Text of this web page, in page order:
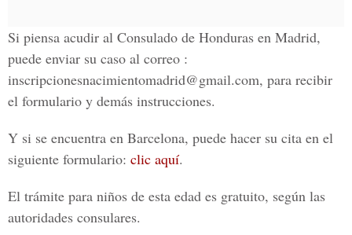
Si piensa acudir al Consulado de Honduras en Madrid,
puede enviar su caso al correo :
inscripcionesnacimientomadrid@gmail.com, para recibir
el formulario y demás instrucciones.
Y si se encuentra en Barcelona, puede hacer su cita en el
siguiente formulario: clic aquí.
El trámite para niños de esta edad es gratuito, según las
autoridades consulares.